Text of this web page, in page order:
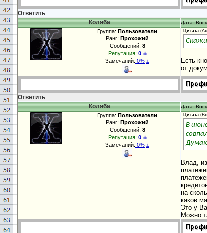
Ответить
Коляба
Дата:
Группа: Пользователи
Ранг: Прохожий
Сообщений: 8
Репутация: 0 ±
Замечаний: 0% ±
Цитата (
Есть
от
Ответить
Коляба
Дата:
Группа: Пользователи
Ранг: Прохожий
Сообщений: 8
Репутация: 0 ±
Замечаний: 0% ±
Цитата (
В
Влад,
на
каков
Это у
Можно